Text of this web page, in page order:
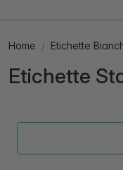
Home Etichette
Etichette